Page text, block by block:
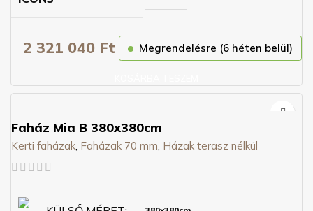
2 321 040 Ft Megrendelésre (6 héten belül)
Faház Mia B 380x380cm
Kerti faházak Faházak 70 mm Házak terasz nélkül